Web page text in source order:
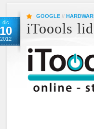
dic
10
2012
GOOGLE //
iToools